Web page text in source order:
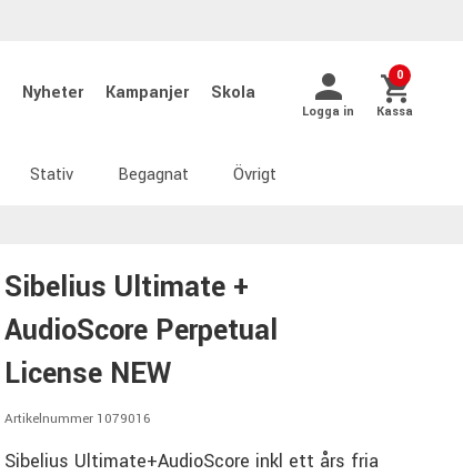
Nyheter Kampanjer Skola
Logga in
0
Kassa
Stativ Begagnat Övrigt
Sibelius Ultimate +
AudioScore Perpetual
License NEW
Artikelnummer 1079016
Sibelius Ultimate+AudioScore inkl ett års fria